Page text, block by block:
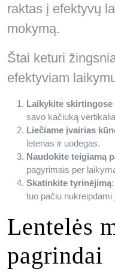
raktas į efektyvų
mokymą.
Štai keturi
efektyviam
Laikykite
savo kačiuką
Liečiame įvairias
letenas ir uodegas.
Naudokite teigiamą
pagyrimais per
Skatinkite tyrinėjimą
tuo pačiu nukreipdami
Lentelės
pagrindai